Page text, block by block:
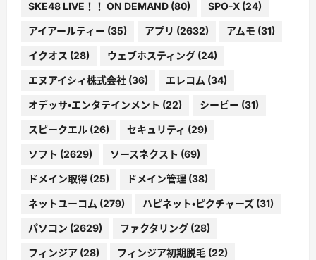
SKE48 LIVE！！ ON DEMAND (80) SPO-X (24)
アイアールティー (35) アプリ (2632) アムモ (31)
イクオス (28) ウェブホスティング (24)
エヌアイシィ株式会社 (36) エレコム (34)
オデッサ・エンタテインメント (22) シービー (31)
スピークエル (26) セキュリティ (29)
ソフト (2629) ソースネクスト (69)
ドメイン取得 (25) ドメイン管理 (38)
ネットユーコム (279) ハピネット・ピクチャーズ (31)
パソコン (2629) ファクタリング (28)
フィンジア (28) フィンジア初期脱毛 (22)